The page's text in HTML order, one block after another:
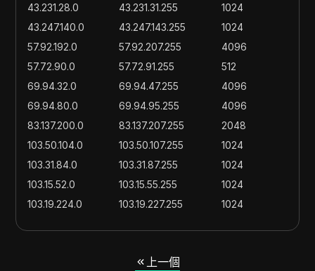
43.231.28.0
43.231.31.255
1024
43.247.140.0
43.247.143.255
1024
57.92.192.0
57.92.207.255
4096
57.72.90.0
57.72.91.255
512
69.94.32.0
69.94.47.255
4096
69.94.80.0
69.94.95.255
4096
83.137.200.0
83.137.207.255
2048
103.50.104.0
103.50.107.255
1024
103.31.84.0
103.31.87.255
1024
103.15.52.0
103.15.55.255
1024
103.19.224.0
103.19.227.255
1024
103.110.40.255
上一個